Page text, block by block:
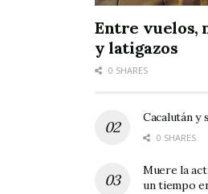
Entre vuelos,
y latigazos
0 SHARES
Cacalután y
0 SHARES
Muere la
un tiempo